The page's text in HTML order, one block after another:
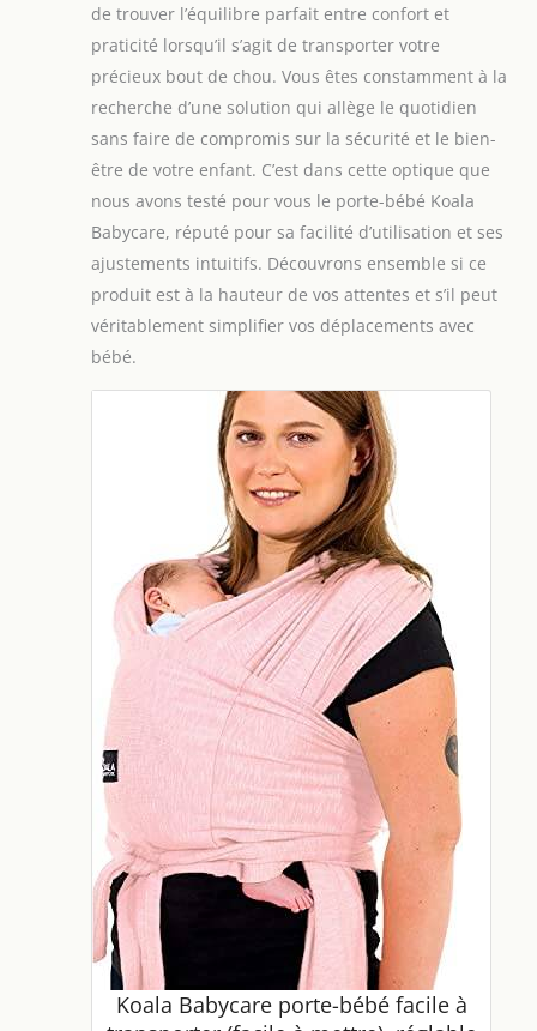
de trouver l’équilibre parfait entre confort et
praticité lorsqu’il s’agit de transporter votre
précieux bout de chou. Vous êtes constamment à la
recherche d’une solution qui allège le quotidien
sans faire de compromis sur la sécurité et le bien-
être de votre enfant. C’est dans cette optique que
nous avons testé pour vous le porte-bébé Koala
Babycare, réputé pour sa facilité d’utilisation et ses
ajustements intuitifs. Découvrons ensemble si ce
produit est à la hauteur de vos attentes et s’il peut
véritablement simplifier vos déplacements avec
bébé.
Koala Babycare porte-bébé facile à